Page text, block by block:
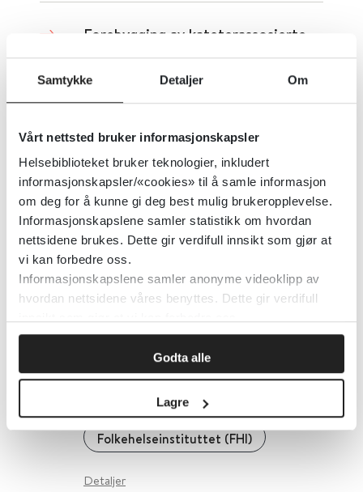
Samtykke Detaljer Om
Vårt nettsted bruker informasjonskapsler
Helsebiblioteket bruker teknologier, inkludert
informasjonskapsler/«cookies» til å samle informasjon
om deg for å kunne gi deg best mulig brukeropplevelse.
Informasjonskapslene samler statistikk om hvordan
nettsidene brukes. Dette gir verdifull innsikt som gjør at
vi kan forbedre oss.
Informasjonskapslene samler anonyme videoklipp av
hvordan nettsidene våres benyttes. Dette gir verdifull
Godta alle
Lagre
Forebygging av kateterassosierte
urinveisinfeksjoner (FHI)
Folkehelseinstituttet (FHI) 2015
Detaljer
Hepatitt B-vaksinasjon og
hepatitt B-immunglobulin -
veileder for helsepersonell
Folkehelseinstituttet (FHI)
Detaljer
Hepatitt B-vaksine
Folkehelseinstituttet (FHI)
Detaljer